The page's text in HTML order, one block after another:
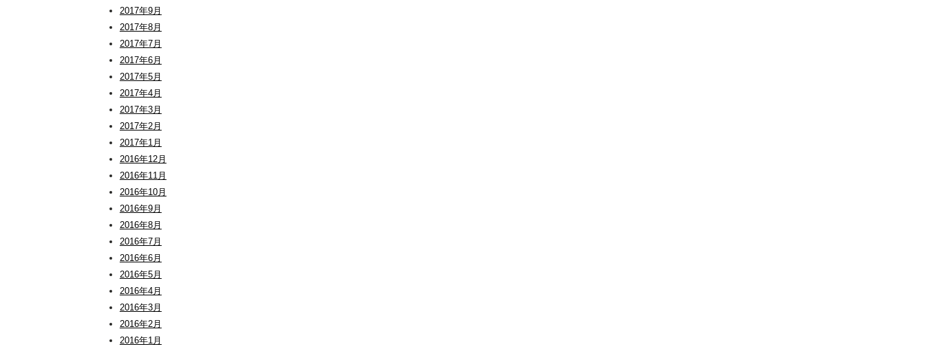
2017年9月
2017年8月
2017年7月
2017年6月
2017年5月
2017年4月
2017年3月
2017年2月
2017年1月
2016年12月
2016年11月
2016年10月
2016年9月
2016年8月
2016年7月
2016年6月
2016年5月
2016年4月
2016年3月
2016年2月
2016年1月